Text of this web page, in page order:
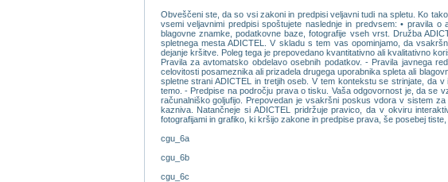
Obveščeni ste, da so vsi zakoni in predpisi veljavni tudi na spletu. Ko
vsemi veljavnimi predpisi spoštujete naslednje in predvsem: • pravila
blagovne znamke, podatkovne baze, fotografije vseh vrst. Družba
spletnega mesta ADICTEL. V skladu s tem vas opominjamo, da
dejanje kršitve. Poleg tega je prepovedano kvantitativno ali kvalitativno
Pravila za avtomatsko obdelavo osebnih podatkov. - Pravila javnega
celovitosti posameznika ali prizadela drugega uporabnika spleta ali
spletne strani ADICTEL in tretjih oseb. V tem kontekstu se strinjate, da
temo. - Predpise na področju prava o tisku. Vaša odgovornost je, da se
računalniško goljufijo. Prepovedan je vsakršni poskus vdora v sistem
kazniva. Natančneje si ADICTEL pridržuje pravico, da v okviru
fotografijami in grafiko, ki kršijo zakone in predpise prava, še posebej tiste,
cgu_6a
cgu_6b
cgu_6c